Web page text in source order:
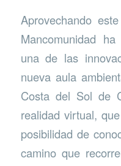
Aprovechando
Mancomunidad
una de las
nueva aula
Costa del Sol de
realidad virtual,
posibilidad de
camino que